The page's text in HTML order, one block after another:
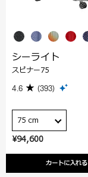
¥94,600
カートに入れる
シーライト
スピナー75
4.6 (393)
75 cm